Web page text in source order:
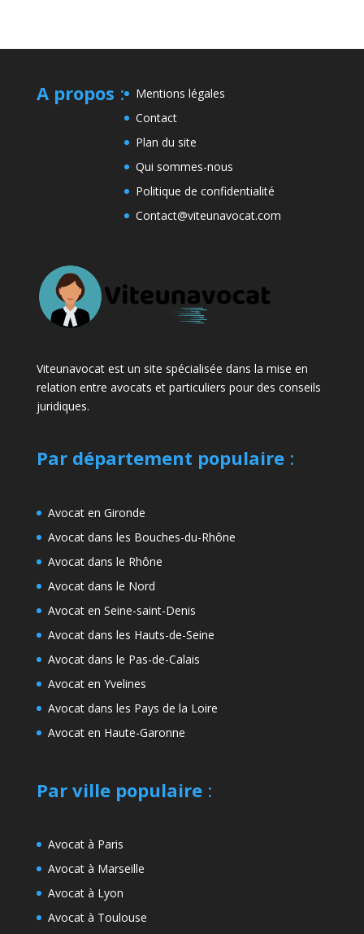
A propos :
Mentions légales
Contact
Plan du site
Qui sommes-nous
Politique de confidentialité
Contact@viteunavocat.com
Viteunavocat est un site spécialisée dans la mise en
relation entre avocats et particuliers pour des conseils
juridiques.
Par département populaire:
Avocat en Gironde
Avocat dans les Bouches-du-Rhône
Avocat dans le Rhône
Avocat dans le Nord
Avocat en Seine-saint-Denis
Avocat dans les Hauts-de-Seine
Avocat dans le Pas-de-Calais
Avocat en Yvelines
Avocat dans les Pays de la Loire
Avocat en Haute-Garonne
Par ville populaire:
Avocat à Paris
Avocat à Marseille
Avocat à Lyon
Avocat à Toulouse